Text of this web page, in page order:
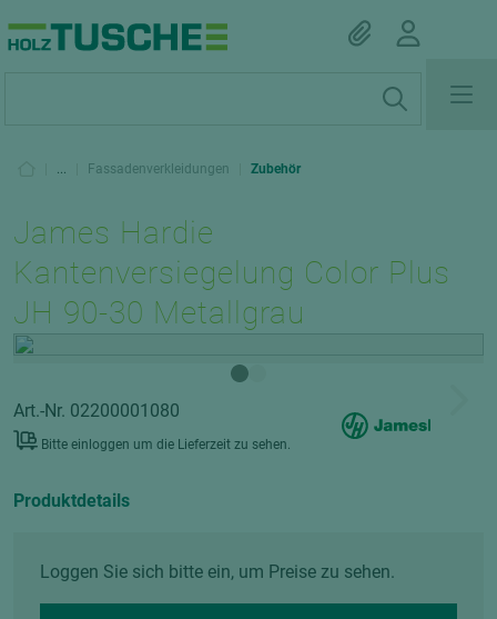
... Fassadenverkleidungen Zubehör
James Hardie
Kantenversiegelung Color Plus
JH 90-30 Metallgrau
Art.-Nr. 02200001080
Bitte einloggen um die Lieferzeit zu sehen.
Produktdetails
Loggen Sie sich bitte ein, um Preise zu sehen.